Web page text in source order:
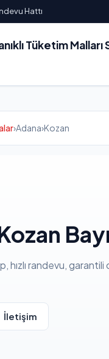
Hattı
Tüketim
›Adana›Kozan
hızlı randevu, garantili
İletişim